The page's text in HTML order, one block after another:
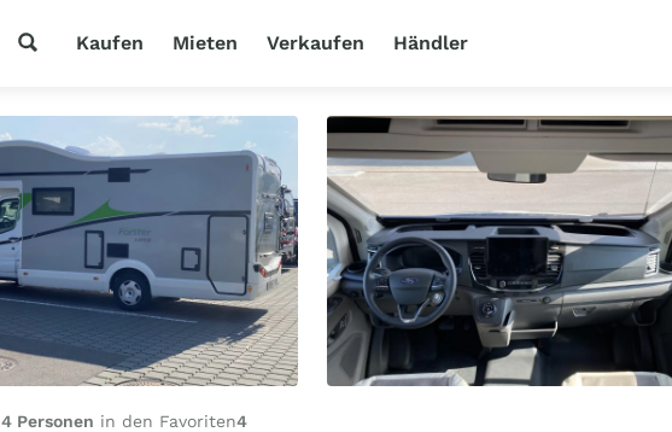
Kaufen Mieten Verkaufen Händler
4 Personen in den Favoriten4